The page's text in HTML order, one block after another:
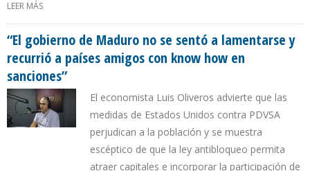
LEER MÁS
“El gobierno de Maduro no se sentó a lamentarse y
recurrió a países amigos con know how en
sanciones”
El economista Luis Oliveros advierte que las
medidas de Estados Unidos contra PDVSA
perjudican a la población y se muestra
escéptico de que la ley antibloqueo permita
atraer capitales e incorporar la participación de